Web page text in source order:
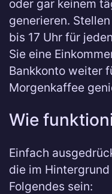
oder gar keinem
generieren.
bis 17 Uhr für
Sie eine
Bankkonto weiter
Morgenkaffee
Wie
Einfach
die im
Folgendes sein: